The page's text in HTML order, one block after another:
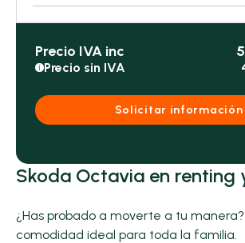
Precio IVA inc
i Precio sin IVA
Solicitar información
Skoda Octavia en renting
¿Has probado a moverte a tu manera?
comodidad ideal para toda la familia.